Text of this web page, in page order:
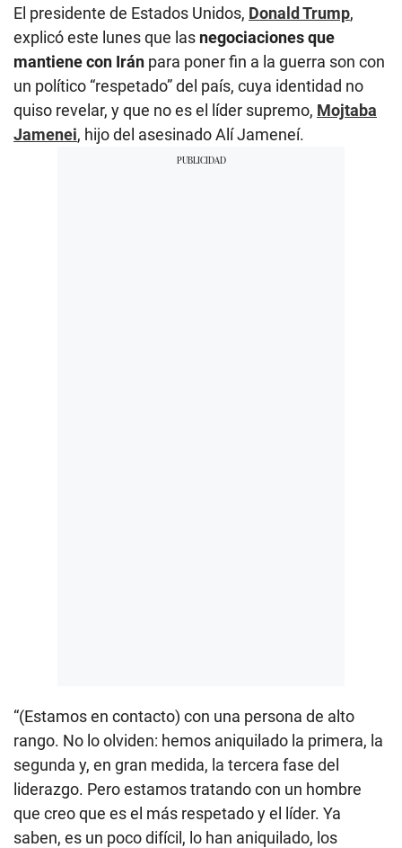
El presidente de Estados Unidos, Donald Trump,
explicó este lunes que las negociaciones que
mantiene con Irán para poner fin a la guerra son con
un político “respetado” del país, cuya identidad no
quiso revelar, y que no es el líder supremo, Mojtaba
Jamenei, hijo del asesinado Alí Jameneí.
“(Estamos en contacto) con una persona de alto
rango. No lo olviden: hemos aniquilado la primera, la
segunda y, en gran medida, la tercera fase del
liderazgo. Pero estamos tratando con un hombre
que creo que es el más respetado y el líder. Ya
saben, es un poco difícil, lo han aniquilado, los